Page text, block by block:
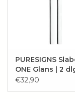
PURESIGNS
ONE Glans | 2
cm
€32,90